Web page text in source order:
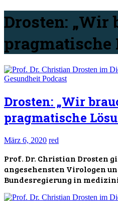
Drosten: „Wir
pragmatische
Gesundheit Podcast
Drosten: „Wir
pragmatische
März 6, 2020 red
Prof. Dr. Christian Drosten
angesehensten Virologen
Bundesregierung in